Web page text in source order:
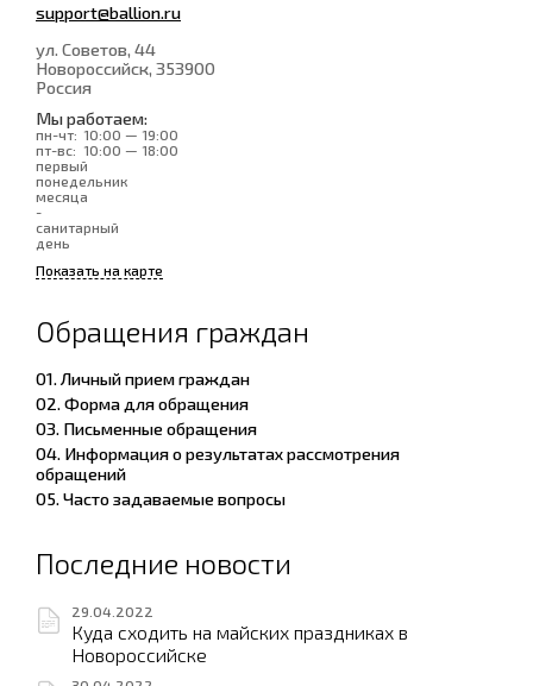
support@ballion.ru
ул. Советов, 44
Новороссийск, 353900
Россия
Мы работаем:
пн-чт: 10:00 — 19:00
пт-вс: 10:00 — 18:00
первый
понедельник
месяца
-
санитарный
день
Показать на карте
Обращения граждан
01. Личный прием граждан
02. Форма для обращения
03. Письменные обращения
04. Информация о результатах рассмотрения
обращений
05. Часто задаваемые вопросы
Последние новости
29.04.2022
Куда сходить на майских праздниках в
Новороссийске